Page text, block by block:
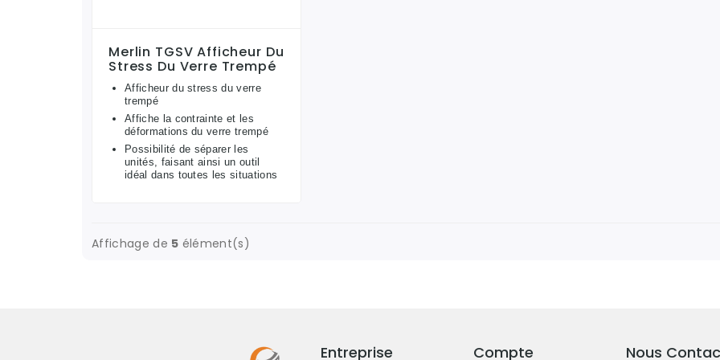
Merlin TGSV Afficheur Du
Stress Du Verre Trempé
Afficheur du stress du verre
trempé
Affiche la contrainte et les
déformations du verre trempé
Possibilité de séparer les
unités, faisant ainsi un outil
idéal dans toutes les situations
Affichage de 5 élément(s)
Entreprise Compte Nous